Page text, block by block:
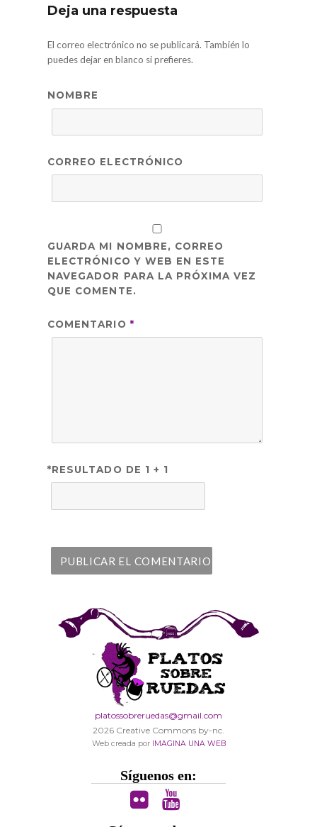
Deja una respuesta
El correo electrónico no se publicará. También lo
puedes dejar en blanco si prefieres.
NOMBRE
CORREO ELECTRÓNICO
GUARDA MI NOMBRE, CORREO
ELECTRÓNICO Y WEB EN ESTE
NAVEGADOR PARA LA PRÓXIMA VEZ
QUE COMENTE.
COMENTARIO *
*RESULTADO DE 1 + 1
platossobreruedas@gmail.com
2026 Creative Commons by-nc.
Web creada por IMAGINA UNA WEB
Síguenos en: